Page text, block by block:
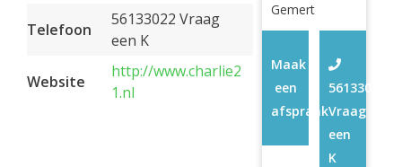
Telefoon
56133022 Vraag
een K
Website
http://www.charlie2
1.nl
Gemert
56133022
Vraag
een
K
Maak
een
afspraak